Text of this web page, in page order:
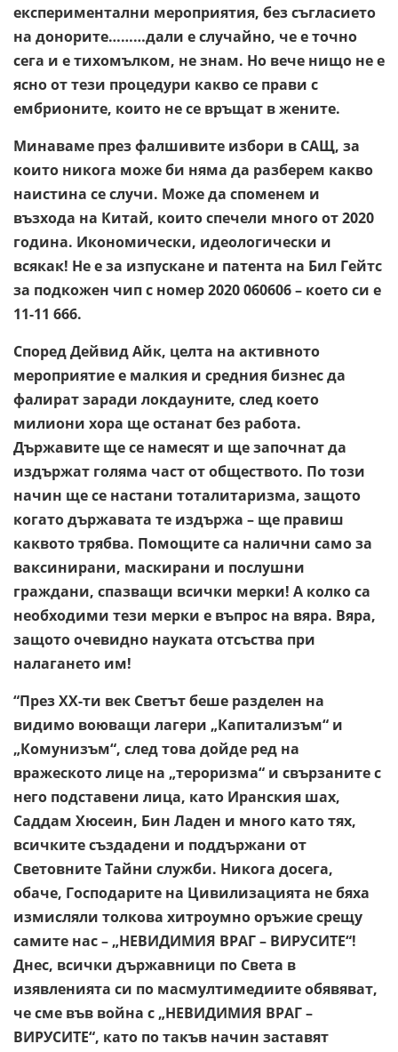
експериментални мероприятия, без съгласието
на донорите………дали е случайно, че е точно
сега и е тихомълком, не знам. Но вече нищо не е
ясно от тези процедури какво се прави с
ембрионите, които не се връщат в жените.
Минаваме през фалшивите избори в САЩ, за
които никога може би няма да разберем какво
наистина се случи. Може да споменем и
възхода на Китай, които спечели много от 2020
година. Икономически, идеологически и
всякак! Не е за изпускане и патента на Бил Гейтс
за подкожен чип с номер 2020 060606 – което си е
11-11 666.
Според Дейвид Айк, целта на активното
мероприятие е малкия и средния бизнес да
фалират заради локдауните, след което
милиони хора ще останат без работа.
Държавите ще се намесят и ще започнат да
издържат голяма част от обществото. По този
начин ще се настани тоталитаризма, защото
когато държавата те издържа – ще правиш
каквото трябва. Помощите са налични само за
ваксинирани, маскирани и послушни
граждани, спазващи всички мерки! А колко са
необходими тези мерки е въпрос на вяра. Вяра,
защото очевидно науката отсъства при
налагането им!
“През ХХ-ти век Светът беше разделен на
видимо воюващи лагери „Капитализъм“ и
„Комунизъм“, след това дойде ред на
вражеското лице на „тероризма“ и свързаните с
него подставени лица, като Иранския шах,
Саддам Хюсеин, Бин Ладен и много като тях,
всичките създадени и поддържани от
Световните Тайни служби. Никога досега,
обаче, Господарите на Цивилизацията не бяха
измисляли толкова хитроумно оръжие срещу
самите нас – „НЕВИДИМИЯ ВРАГ – ВИРУСИТЕ“!
Днес, всички държавници по Света в
изявленията си по масмултимедиите обявяват,
че сме във война с „НЕВИДИМИЯ ВРАГ –
ВИРУСИТЕ“, като по такъв начин заставят